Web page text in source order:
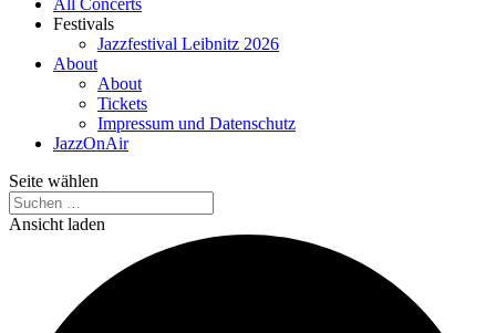
All Concerts
Festivals
Jazzfestival Leibnitz 2026
About
About
Tickets
Impressum und Datenschutz
JazzOnAir
Seite wählen
Ansicht laden